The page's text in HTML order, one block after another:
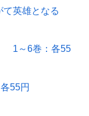
て英雄となる
1～6巻：各55
55円